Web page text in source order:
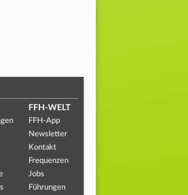
FFH-WELT
FFH-App
Newsletter
Kontakt
Frequenzen
Jobs
Führungen